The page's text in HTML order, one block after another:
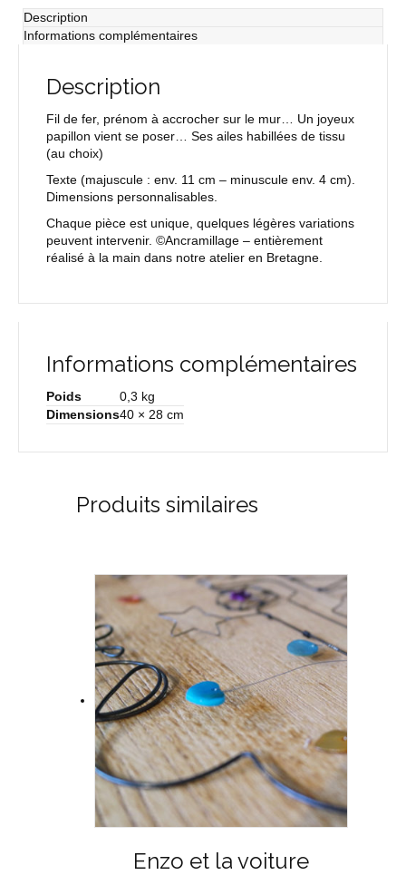
Description
Informations complémentaires
Description
Fil de fer, prénom à accrocher sur le mur… Un joyeux
papillon vient se poser… Ses ailes habillées de tissu
(au choix)
Texte (majuscule : env. 11 cm – minuscule env. 4 cm).
Dimensions personnalisables.
Chaque pièce est unique, quelques légères variations
peuvent intervenir. ©Ancramillage – entièrement
réalisé à la main dans notre atelier en Bretagne.
Informations complémentaires
Poids
0,3 kg
Dimensions40 × 28 cm
Produits similaires
Enzo et la voiture